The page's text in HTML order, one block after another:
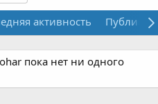
активность
пока нет ни одного